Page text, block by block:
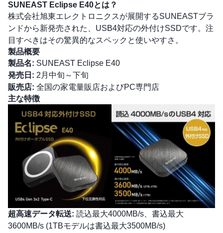
SUNEAST Eclipse E40とは？
株式会社旭東エレクトロニクスが展開するSUNEASTブラ
ンドから新発売された、USB4対応の外付けSSDです。注
目すべきはその驚異的なスペックと使いやすさ。
製品概要
製品名: SUNEAST Eclipse E40
発売日: 2月中旬～下旬
販売店: 全国の家電量販店およびPC専門店
主な特徴
超高速データ転送: 読込最大4000MB/s、書込最大
3600MB/s (1TBモデルは書込最大3500MB/s)